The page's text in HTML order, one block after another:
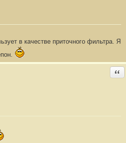
в качестве приточного фильтра. Я